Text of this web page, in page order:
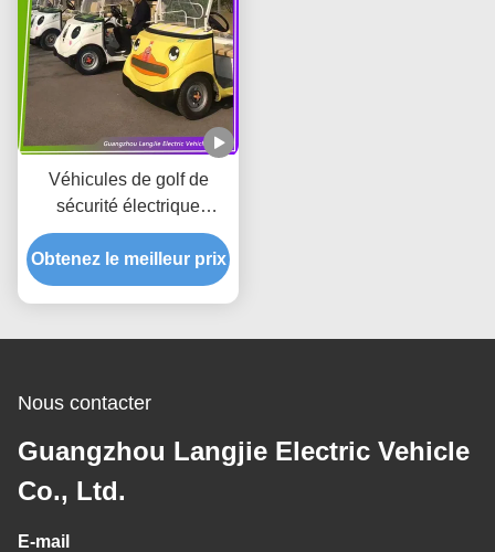
Véhicules de golf de
sécurité électrique
blanche 48V Système 2
places Voiture touristique
pour le parking
Obtenez le meilleur prix
Nous contacter
Guangzhou Langjie Electric Vehicle
Co., Ltd.
E-mail